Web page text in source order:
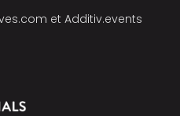
et Additiv.events